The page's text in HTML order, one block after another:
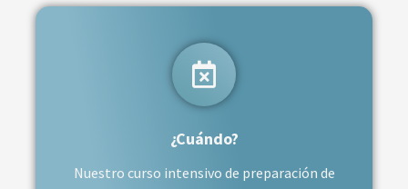
¿Cuándo?
Nuestro curso intensivo de preparación de